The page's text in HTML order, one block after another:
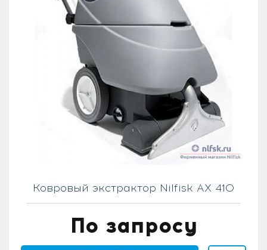
Ковровый экстрактор Nilfisk AX 410
По запросу